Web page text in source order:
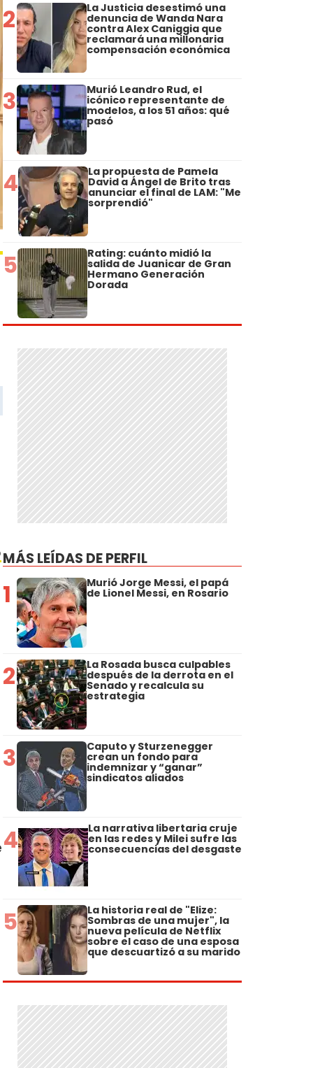
2 La Justicia desestimó una
denuncia de Wanda Nara
contra Alex Caniggia que
reclamará una millonaria
compensación económica
3 Murió Leandro Rud, el
icónico representante de
modelos, a los 51 años: qué
pasó
4 La propuesta de Pamela
David a Ángel de Brito tras
anunciar el final de LAM: "Me
sorprendió"
5 Rating: cuánto midió la
salida de Juanicar de Gran
Hermano Generación
Dorada
MÁS LEÍDAS DE PERFIL
1 Murió Jorge Messi, el papá
de Lionel Messi, en Rosario
2 La Rosada busca culpables
después de la derrota en el
Senado y recalcula su
estrategia
3 Caputo y Sturzenegger
crean un fondo para
indemnizar y “ganar”
sindicatos aliados
4 La narrativa libertaria cruje
en las redes y Milei sufre las
consecuencias del desgaste
5 La historia real de "Elize:
Sombras de una mujer", la
nueva película de Netflix
sobre el caso de una esposa
que descuartizó a su marido